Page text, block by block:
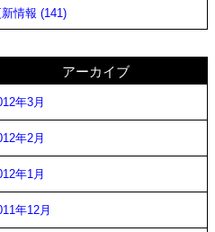
情報 (141)
アーカイブ
年3月
年2月
年1月
年12月